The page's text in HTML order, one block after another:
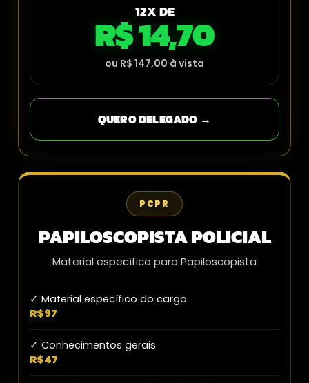
12X DE
R$ 14,70
ou R$ 147,00 à vista
QUERO DELEGADO →
PCPR
PAPILOSCOPISTA POLICIAL
Material específico para Papiloscopista
✓ Material específico do cargo
R$97
✓ Conhecimentos gerais
R$47